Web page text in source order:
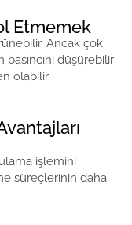
Etmemek
Ancak çok
basıncını düşürebilir
olabilir.
işlemini
süreçlerinin daha